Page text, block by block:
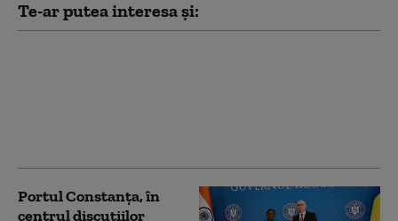
Te-ar putea interesa și:
Portul Constanța, în
centrul discuțiilor